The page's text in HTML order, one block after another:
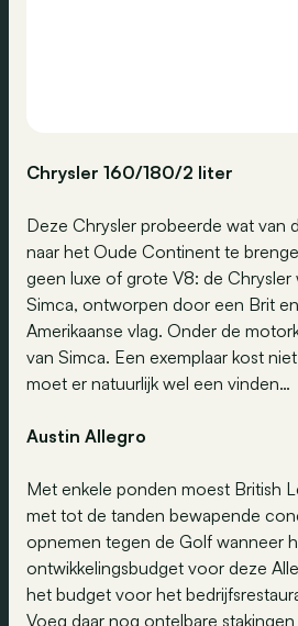
Chrysler 160/180/2 liter
Deze Chrysler probeerde wat van
naar het Oude Continent te
geen luxe of grote V8: de Chrysler
Simca, ontworpen door een Brit
Amerikaanse vlag. Onder de
van Simca. Een exemplaar kost
moet er natuurlijk wel een vinden…
Austin Allegro
Met enkele ponden moest British
met tot de tanden bewapende
opnemen tegen de Golf wanneer
ontwikkelingsbudget voor deze
het budget voor het
Voeg daar nog ontelbare